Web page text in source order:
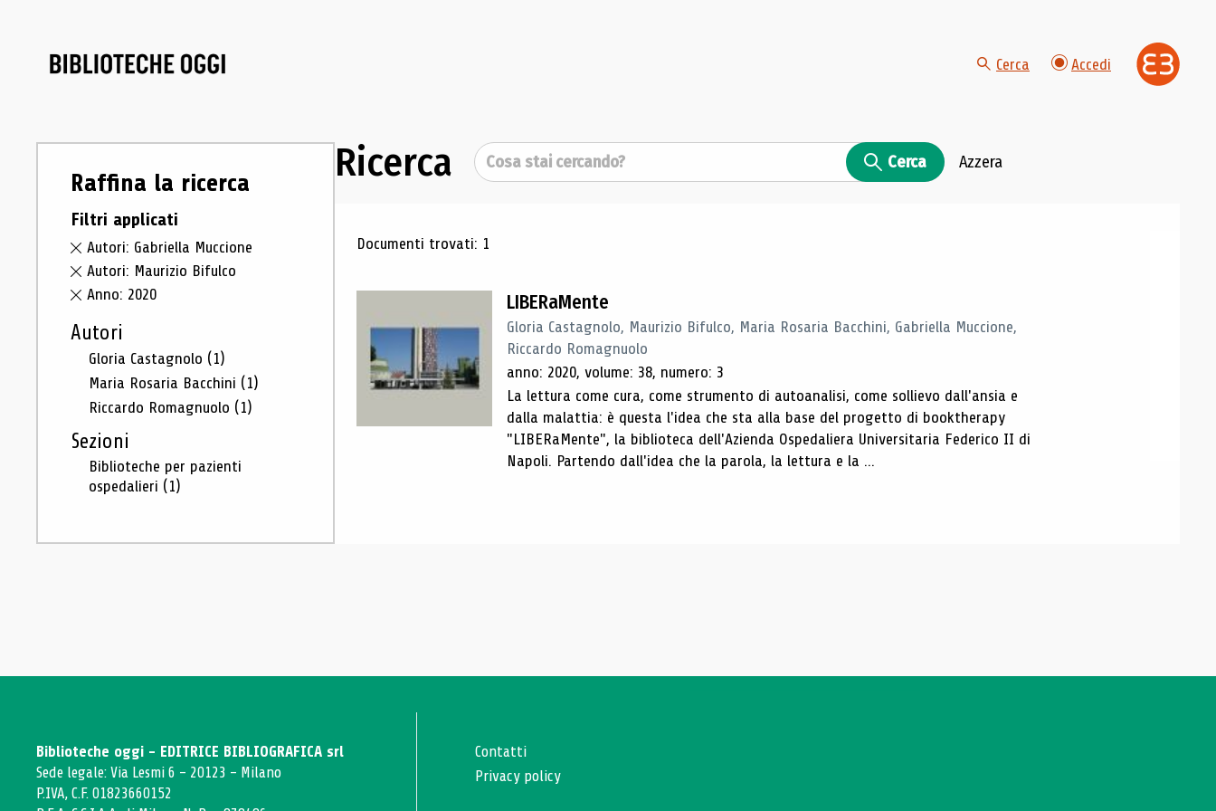
Cerca Accedi
Raffina la ricerca
Filtri applicati
Autori: Gabriella Muccione
Autori: Maurizio Bifulco
Anno: 2020
Autori
Gloria Castagnolo (1)
Maria Rosaria Bacchini (1)
Riccardo Romagnuolo (1)
Sezioni
Biblioteche per pazienti
ospedalieri (1)
Ricerca Cerca Cerca Azzera
Risultati di ricerca
Documenti trovati: 1
LIBERaMente
Gloria Castagnolo, Maurizio Bifulco, Maria Rosaria Bacchini, Gabriella Muccione,
Riccardo Romagnuolo
anno: 2020, volume: 38, numero: 3
La lettura come cura, come strumento di autoanalisi, come sollievo dall'ansia e
dalla malattia: è questa l'idea che sta alla base del progetto di booktherapy
"LIBERaMente", la biblioteca dell'Azienda Ospedaliera Universitaria Federico II di
Napoli. Partendo dall'idea che la parola, la lettura e la ...
Biblioteche oggi - EDITRICE BIBLIOGRAFICA srl
Sede legale: Via Lesmi 6 - 20123 - Milano
P.IVA, C.F. 01823660152
Contatti
Privacy policy